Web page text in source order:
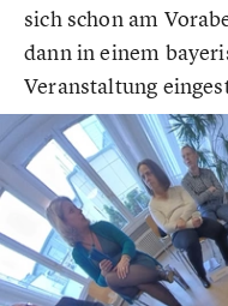
sich schon am
dann in einem
Veranstaltung